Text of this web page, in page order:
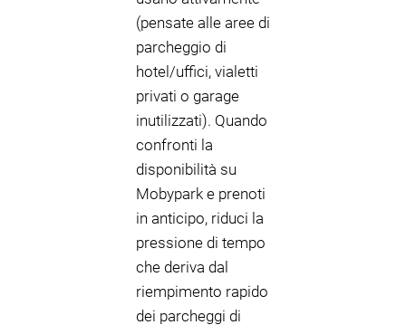
(pensate alle aree di
parcheggio di
hotel/uffici, vialetti
privati o garage
inutilizzati). Quando
confronti la
disponibilità su
Mobypark e prenoti
in anticipo, riduci la
pressione di tempo
che deriva dal
riempimento rapido
dei parcheggi di